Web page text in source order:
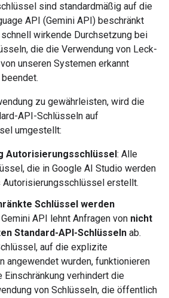
sind standardmäßig auf die
API (Gemini API) beschränkt
wirkende Durchsetzung bei
die die Verwendung von Leck-
unseren Systemen erkannt
zu gewährleisten, wird die
API-Schlüsseln auf
umgestellt:
Autorisierungsschlüssel: Alle
die in Google AI Studio werden
Autorisierungsschlüssel erstellt.
Schlüssel werden
API lehnt Anfragen von nicht
Standard-API-Schlüsseln ab.
auf die explizite
angewendet wurden, funktionieren
Einschränkung verhindert die
von Schlüsseln, die öffentlich